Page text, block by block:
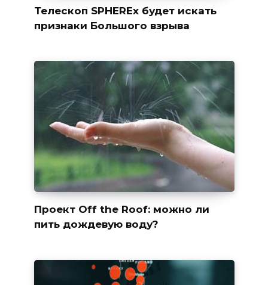
Телескоп SPHEREx будет искать
признаки Большого взрыва
Проект Off the Roof: можно ли
пить дождевую воду?